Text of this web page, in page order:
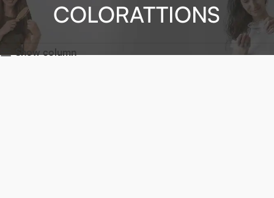
COLORATTIONS
Show column